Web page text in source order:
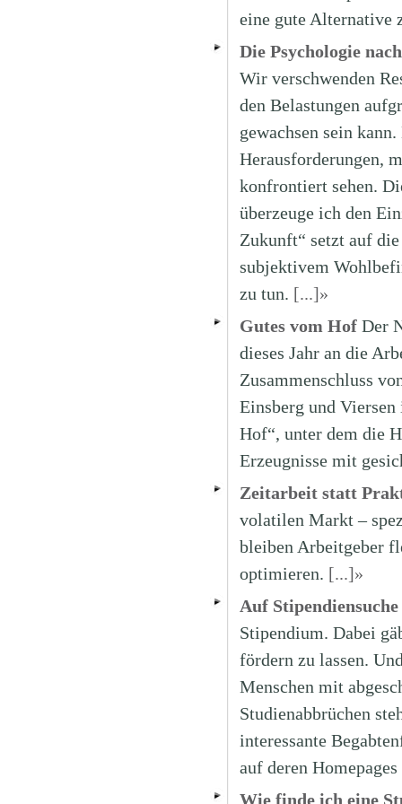
eine gute Alternative
Die Psychologie
Wir verschwenden
den Belastungen
gewachsen sein
Herausforderungen,
konfrontiert sehen.
überzeuge ich den
Zukunft“ setzt auf
subjektivem
zu tun. [...]»
Gutes vom Hof Der
dieses Jahr an die
Zusammenschluss
Einsberg und
Hof“, unter dem die
Erzeugnisse mit
Zeitarbeit statt
volatilen Markt –
bleiben Arbeitgeber
optimieren. [...]»
Auf Stipendiensuche
Stipendium. Dabei
fördern zu lassen.
Menschen mit
Studienabbrüchen
interessante
auf deren
Wie finde ich eine